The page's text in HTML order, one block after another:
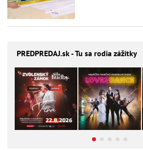
PREDPREDAJ.sk - Tu sa rodia zážitky